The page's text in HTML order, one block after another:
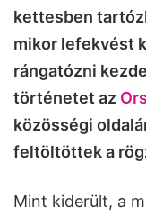
kettesben
mikor lefekvést
rángatózni
történetet az
közösségi
feltöltöttek a
Mint kiderült, a